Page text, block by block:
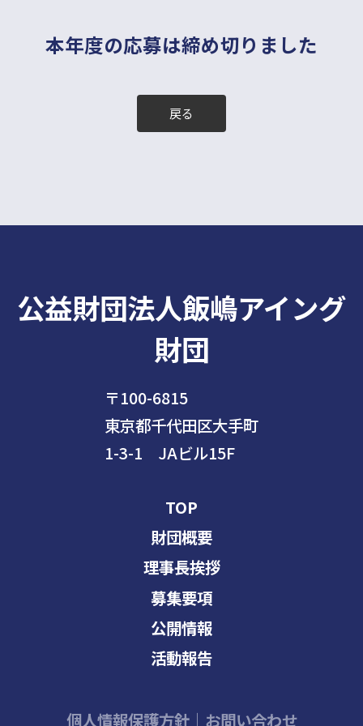
本年度の応募は締め切りました
戻る
公益財団法人飯嶋アイング
財団
〒100-6815
東京都千代田区大手町
1-3-1 JAビル15F
TOP
財団概要
理事長挨拶
募集要項
公開情報
活動報告
個人情報保護方針｜ お問い合わせ